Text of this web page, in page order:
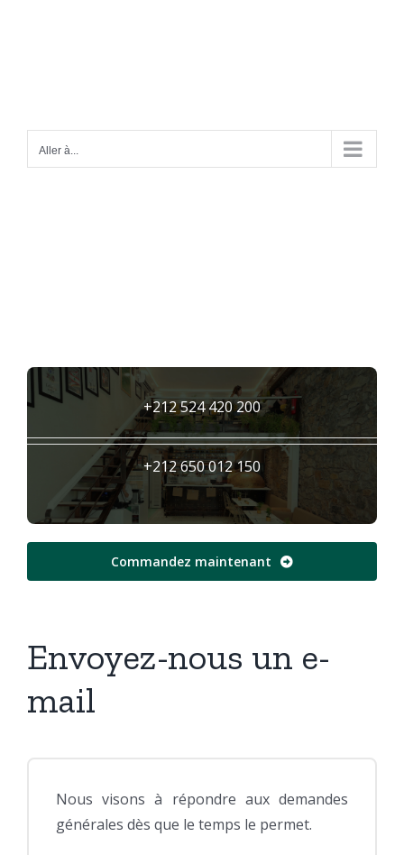
Aller à...
+212 524 420 200
+212 650 012 150
Commandez maintenant
Envoyez-nous un e-
mail
Nous visons à répondre aux demandes
générales dès que le temps le permet.